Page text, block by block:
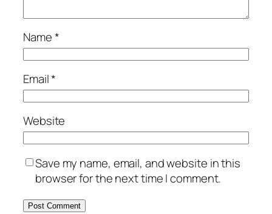
Name*
Email*
Website
Save my name, email, and website in this
browser for the next time I comment.